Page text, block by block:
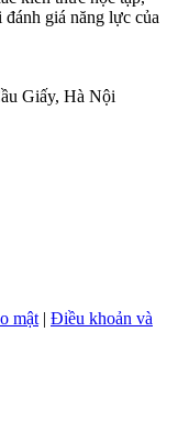
giá năng lực của
Giấy, Hà Nội
mật | Điều khoản và